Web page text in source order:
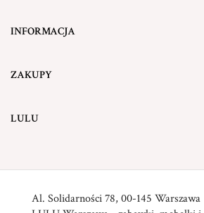
INFORMACJA
ZAKUPY
LULU
Al. Solidarności 78, 00-145 Warszawa